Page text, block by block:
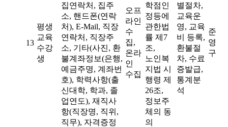
13
평생
교육
수강
생
집연락처, 집주
소, 핸드폰(연락
처), E-Mail, 직장
연락처, 직장주
소, 기타(사진, 환
불계좌정보(은행,
예금주명, 계좌번
호), 학력사항(출
신대학, 학과, 졸
업연도), 재직사
항(직장명, 직위,
직무), 자격증정
오프
라인
수
집,
온라
인
수집
학점인
정등에
관한법
률 제7
조,
노인복
지법 시
행령 제
26조,
정보주
체의 동
의
별절차,
교육운
영, 교육
비 등록,
환불절
차, 수료
증발급,
통계분
석
준
영
구